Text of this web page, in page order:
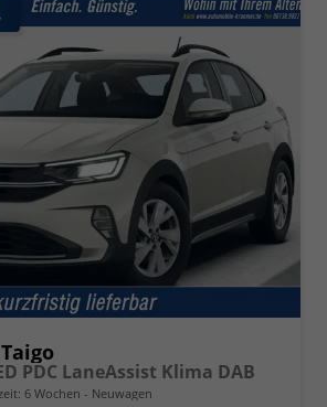
PDC LaneAssist Klima DAB
6 Wochen Neuwagen